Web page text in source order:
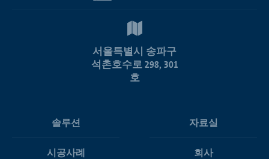
서울특별시 송파구
석촌호수로 298, 301
호
솔루션 자료실
시공사례 회사